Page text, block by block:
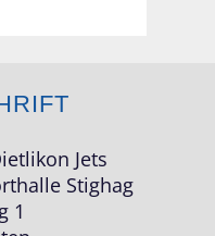
Jets
Stighag
1